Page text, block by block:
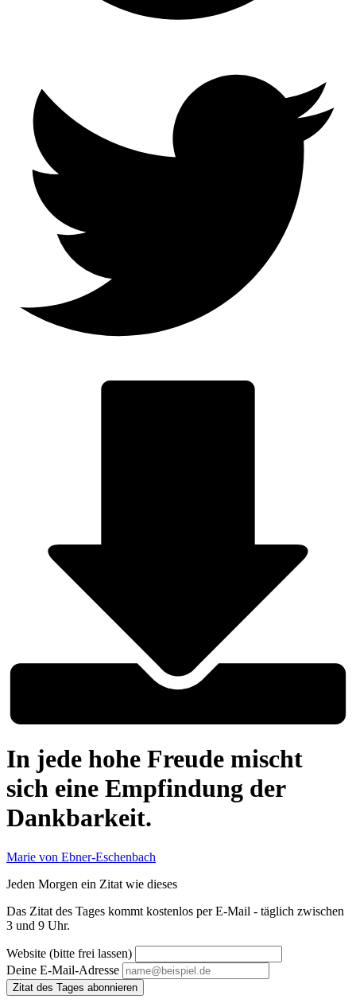
In jede hohe Freude mischt
sich eine Empfindung der
Dankbarkeit.
Marie von Ebner-Eschenbach
Jeden Morgen ein Zitat wie dieses
Das Zitat des Tages kommt kostenlos per E-Mail - täglich zwischen
3 und 9 Uhr.
Website (bitte frei lassen)
Deine E-Mail-Adresse
Zitat des Tages abonnieren